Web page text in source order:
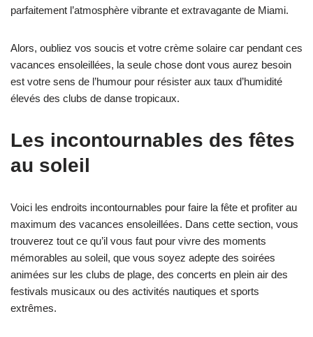
parfaitement l’atmosphère vibrante et extravagante de Miami.
Alors, oubliez vos soucis et votre crème solaire car pendant ces
vacances ensoleillées, la seule chose dont vous aurez besoin
est votre sens de l’humour pour résister aux taux d’humidité
élevés des clubs de danse tropicaux.
Les incontournables des fêtes
au soleil
Voici les endroits incontournables pour faire la fête et profiter au
maximum des vacances ensoleillées. Dans cette section, vous
trouverez tout ce qu’il vous faut pour vivre des moments
mémorables au soleil, que vous soyez adepte des soirées
animées sur les clubs de plage, des concerts en plein air des
festivals musicaux ou des activités nautiques et sports
extrêmes.